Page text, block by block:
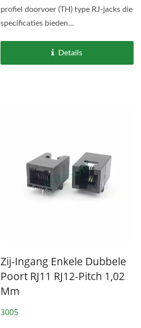
profiel doorvoer (TH) type RJ-jacks die
specificaties bieden...
Details
Zij-Ingang Enkele Dubbele
Poort RJ11 RJ12-Pitch 1,02
Mm
3005
M12 Twee-Delige THR/SMD
Connector